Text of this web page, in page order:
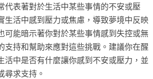
代表著對於生活中某些事情的不安或壓
生活中感到壓力或焦慮，導致夢境中反映
可能暗示著你對於某些事情感到失控或無
支持和幫助來應對這些挑戰。建議你在醒
活中是否有什麼讓你感到不安或壓力，並
尋求支持。